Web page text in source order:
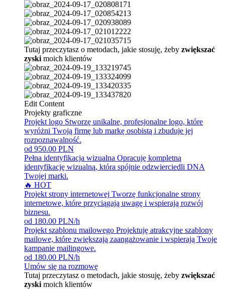
Tutaj przeczytasz o metodach, jakie stosuję, żeby zwiększać
zyski moich klientów
Edit Content
Projekty graficzne
Projekt logo Stworzę unikalne, profesjonalne logo, które
wyróżni Twoją firmę lub markę osobistą i zbuduje jej
rozpoznawalność.
od 950.00 PLN
Pełna identyfikacja wizualna Opracuję kompletną
identyfikację wizualną, która spójnie odzwierciedli DNA
Twojej marki.
🔥 HOT
Projekt strony internetowej Tworzę funkcjonalne strony
internetowe, które przyciągają uwagę i wspierają rozwój
biznesu.
od 180.00 PLN/h
Projekt szablonu mailowego Projektuję atrakcyjne szablony
mailowe, które zwiększają zaangażowanie i wspierają Twoje
kampanie mailingowe.
od 180.00 PLN/h
Umów się na rozmowę
Tutaj przeczytasz o metodach, jakie stosuję, żeby zwiększać
zyski moich klientów